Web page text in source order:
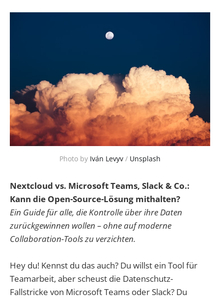
Photo by Iván Levyv / Unsplash
Nextcloud vs. Microsoft Teams, Slack & Co.:
Kann die Open-Source-Lösung mithalten?
Ein Guide für alle, die Kontrolle über ihre Daten
zurückgewinnen wollen – ohne auf moderne
Collaboration-Tools zu verzichten.
Hey du! Kennst du das auch? Du willst ein Tool für
Teamarbeit, aber scheust die Datenschutz-
Fallstricke von Microsoft Teams oder Slack? Du